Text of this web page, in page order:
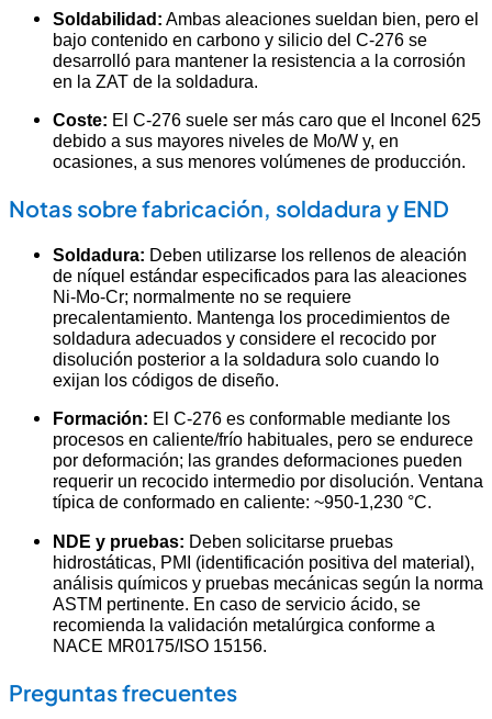
Soldabilidad: Ambas aleaciones sueldan bien, pero el
bajo contenido en carbono y silicio del C-276 se
desarrolló para mantener la resistencia a la corrosión
en la ZAT de la soldadura.
Coste: El C-276 suele ser más caro que el Inconel 625
debido a sus mayores niveles de Mo/W y, en
ocasiones, a sus menores volúmenes de producción.
Notas sobre fabricación, soldadura y END
Soldadura: Deben utilizarse los rellenos de aleación
de níquel estándar especificados para las aleaciones
Ni-Mo-Cr; normalmente no se requiere
precalentamiento. Mantenga los procedimientos de
soldadura adecuados y considere el recocido por
disolución posterior a la soldadura solo cuando lo
exijan los códigos de diseño.
Formación: El C-276 es conformable mediante los
procesos en caliente/frío habituales, pero se endurece
por deformación; las grandes deformaciones pueden
requerir un recocido intermedio por disolución. Ventana
típica de conformado en caliente: ~950-1,230 °C.
NDE y pruebas: Deben solicitarse pruebas
hidrostáticas, PMI (identificación positiva del material),
análisis químicos y pruebas mecánicas según la norma
ASTM pertinente. En caso de servicio ácido, se
recomienda la validación metalúrgica conforme a
NACE MR0175/ISO 15156.
Preguntas frecuentes